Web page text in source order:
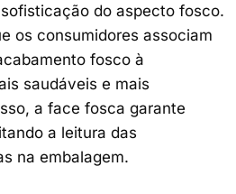
do aspecto fosco.
os consumidores associam
fosco à
saudáveis e mais
a face fosca garante
a leitura das
na embalagem.